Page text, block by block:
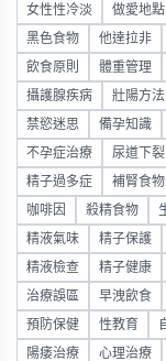
女性性冷淡 做愛地點
黑色食物 他達拉非
飲食原則 體重管理
攝護腺疾病 壯陽方法
禁慾迷思 備孕知識
不孕症治療 尿道下裂
精子過多症 補腎食物
咖啡因 殺精食物
精液氣味 精子保護
精液檢查 精子健康
治療誤區 早洩飲食
預防保健 性教育
陽痿治療 心理治療